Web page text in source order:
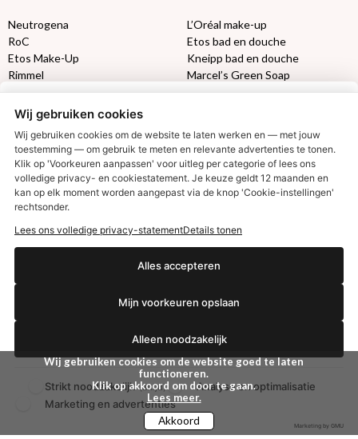
Neutrogena
RoC
Etos Make-Up
Rimmel
Max Factor
L’Oréal make-up
Etos bad en douche
Kneipp bad en douche
Marcel’s Green Soap
Oral-B
Etos aanbiedingen:
Aussie
Gillette
Gezichtsverzorging
Syoss
DETOXEN
Always
Libresse
Gliss Kur
Etos billendoekjes
VISION SUN
Zwitsal SUNWij gebruiken cookies om de website goed te laten
functioneren.
Klik op akkoord om door te gaan.
Lees meer.
Akkoord
Wij gebruiken cookies
Wij gebruiken cookies om de website te laten werken en — met jouw
toestemming — om gebruik te meten en relevante advertenties te tonen.
Klik op 'Voorkeuren aanpassen' voor uitleg per categorie of lees ons
volledige privacy- en cookiestatement. Je keuze geldt 12 maanden en
kan op elk moment worden aangepast via de knop 'Cookie-instellingen'
rechtsonder.
Lees ons volledige privacy-statementDetails tonen
Alles accepteren
Mijn voorkeuren opslaan
Alleen noodzakelijk
Strikt noodzakelijk(altijd)
Analyse en optimalisatie
Marketing en advertenties
Marketing by GMU
€2,50 korting?
Ja, ik wil korting